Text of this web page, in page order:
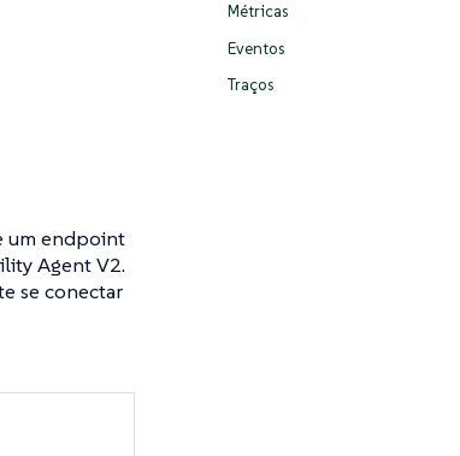
Métricas
Eventos
Traços
um endpoint
Agent V2.
se conectar